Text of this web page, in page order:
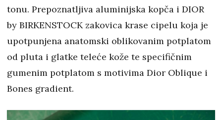
tonu. Prepoznatljiva aluminijska kopča i DIOR
by BIRKENSTOCK zakovica krase cipelu koja je
upotpunjena anatomski oblikovanim potplatom
od pluta i glatke teleće kože te specifičnim
gumenim potplatom s motivima Dior Oblique i
Bones gradient.